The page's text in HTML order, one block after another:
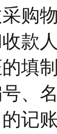
购
款
填
、
记